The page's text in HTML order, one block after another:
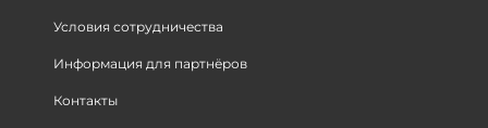
Условия сотрудничества
Информация для партнёров
Контакты